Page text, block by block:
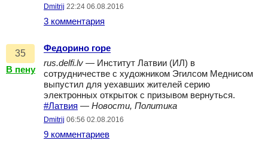
Dmitrij 22:24 06.08.2016
3 комментария
35
В пену
Федорино горе
rus.delfi.lv — Институт Латвии (ИЛ) в
сотрудничестве с художником Эгилсом Меднисом
выпустил для уехавших жителей серию
электронных открыток с призывом вернуться.
#Латвия — Новости, Политика
Dmitrij 06:56 02.08.2016
9 комментариев